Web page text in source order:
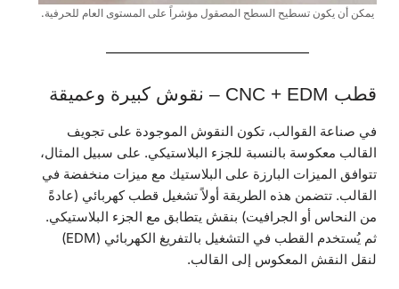
يمكن أن يكون تسطيح السطح المصقول مؤشراً على المستوى العام للحرفية.
قطب CNC + EDM – نقوش كبيرة وعميقة
في صناعة القوالب، تكون النقوش الموجودة على تجويف
القالب معكوسة بالنسبة للجزء البلاستيكي. على سبيل المثال،
تتوافق الميزات البارزة على البلاستيك مع ميزات منخفضة في
القالب. تتضمن هذه الطريقة أولاً تشغيل قطب كهربائي (عادةً
من النحاس أو الجرافيت) بنقش يتطابق مع الجزء البلاستيكي.
ثم يُستخدم القطب في التشغيل بالتفريغ الكهربائي (EDM)
لنقل النقش المعكوس إلى القالب.